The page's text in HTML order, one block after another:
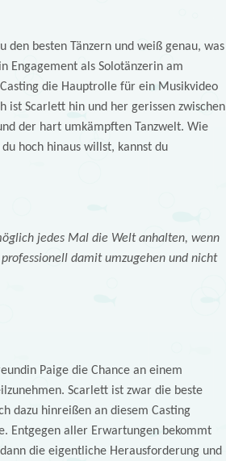
besten Tänzern und weiß genau, was
Engagement als Solotänzerin am
die Hauptrolle für ein Musikvideo
ist Scarlett hin und her gerissen zwischen
der hart umkämpften Tanzwelt. Wie
hoch hinaus willst, kannst du
jedes Mal die Welt anhalten, wenn
damit umzugehen und nicht
Paige die Chance an einem
Scarlett ist zwar die beste
dazu hinreißen an diesem Casting
Entgegen aller Erwartungen bekommt
die eigentliche Herausforderung und